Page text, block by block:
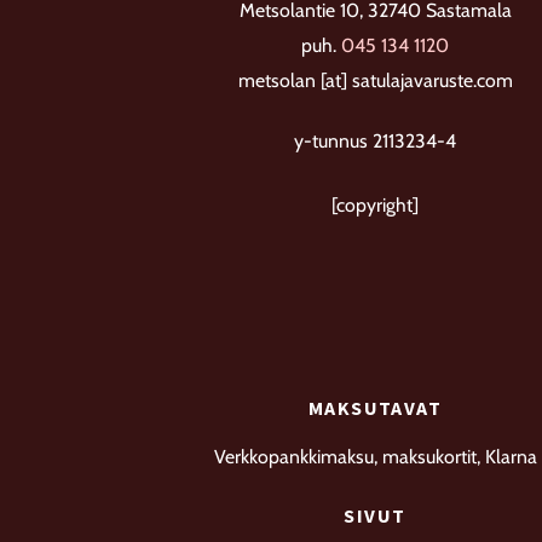
Metsolantie 10, 32740 Sastamala
puh. 045 134 1120
metsolan [at] satulajavaruste.com
y-tunnus 2113234-4
[copyright]
MAKSUTAVAT
Verkkopankkimaksu, maksukortit, Klarna
SIVUT